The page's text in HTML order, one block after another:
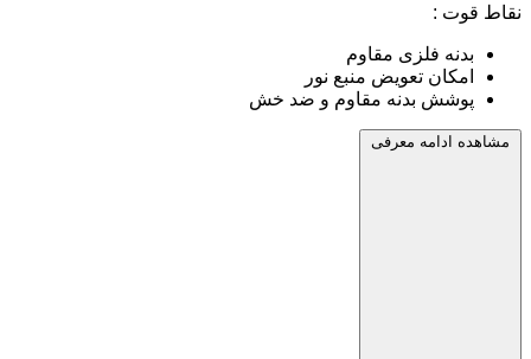
نقاط قوت :
بدنه فلزی مقاوم
امکان تعویض منبع نور
پوشش بدنه مقاوم و ضد خش
مشاهده ادامه معرفی